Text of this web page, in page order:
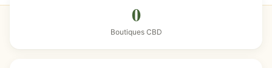
0
Boutiques CBD